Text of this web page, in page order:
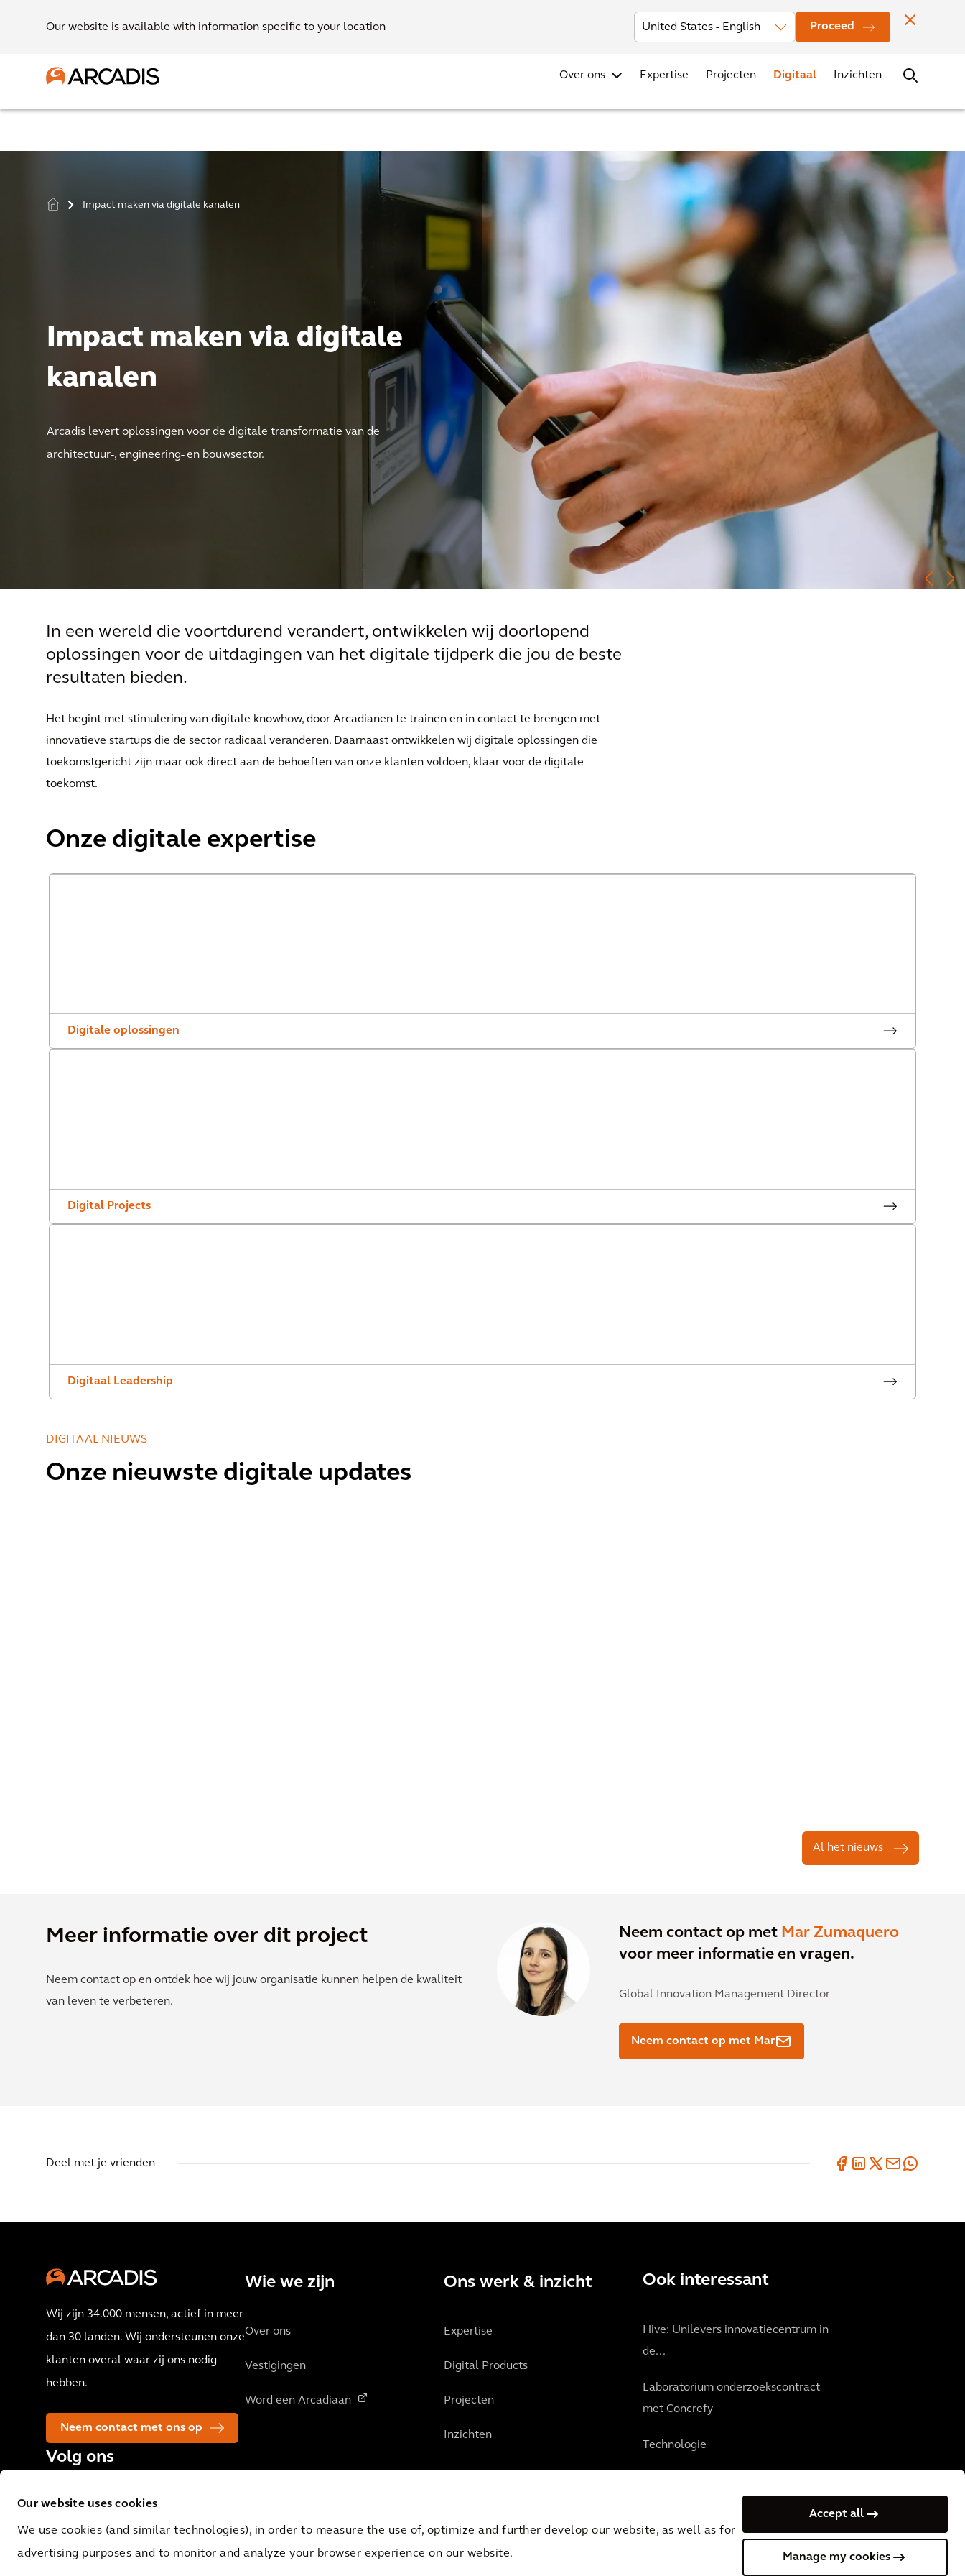
Our website uses cookies
We use cookies (and similar technologies), in order to measure the use of, optimize and further develop our website, as well as for
advertising purposes and to monitor and analyze your browser experience on our website.
Accept all
Manage my cookies
Our website is available with information specific to your location Proceed
Investors Nieuws Evenementen Vestigingen Contact
Over ons Expertise Projecten Digitaal Inzichten
> Impact maken via digitale kanalen
Impact maken via digitale
kanalen
Arcadis levert oplossingen voor de digitale transformatie van de
architectuur-, engineering- en bouwsector.
In een wereld die voortdurend verandert, ontwikkelen wij doorlopend
oplossingen voor de uitdagingen van het digitale tijdperk die jou de beste
resultaten bieden.
Het begint met stimulering van digitale knowhow, door Arcadianen te trainen en in contact te brengen met
innovatieve startups die de sector radicaal veranderen. Daarnaast ontwikkelen wij digitale oplossingen die
toekomstgericht zijn maar ook direct aan de behoeften van onze klanten voldoen, klaar voor de digitale
toekomst.
Onze digitale expertise
Digitale oplossingen
Digital Projects
Digitaal Leadership
DIGITAAL NIEUWS
Onze nieuwste digitale updates
Al het nieuws
Meer informatie over dit project
Neem contact op en ontdek hoe wij jouw organisatie kunnen helpen de kwaliteit
van leven te verbeteren.
Neem contact op met Mar Zumaquero
voor meer informatie en vragen.
Global Innovation Management Director
Neem contact op met Mar
Deel met je vrienden
Wij zijn 34.000 mensen, actief in meer
dan 30 landen. Wij ondersteunen onze
klanten overal waar zij ons nodig
hebben.
Neem contact met ons op
Volg ons
Wie we zijn
Over ons
Vestigingen
Word een Arcadiaan
Ons werk & inzicht
Expertise
Digital Products
Projecten
Inzichten
Ook interessant
Hive: Unilevers innovatiecentrum in
de...
Laboratorium onderzoekscontract
met Concrefy
Technologie